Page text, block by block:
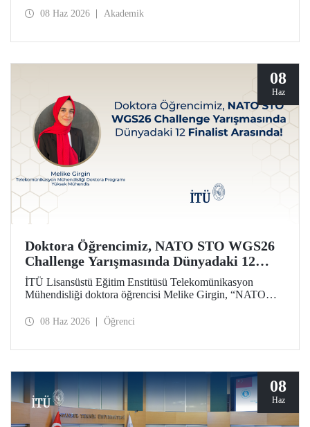
“Editor of Distinction Awards” kapsamında iki ödüle layık
08 Haz 2026 Akademik
08
Haz
Doktora Öğrencimiz, NATO STO WGS26
Challenge Yarışmasında Dünyadaki 12
Finalist Arasında!
İTÜ Lisansüstü Eğitim Enstitüsü Telekomünikasyon
Mühendisliği doktora öğrencisi Melike Girgin, “NATO
Challenge” yarışmasında finalist olmaya hak kazandı.
08 Haz 2026 Öğrenci
08
Haz